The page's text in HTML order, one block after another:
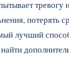
тревогу
потерять
лучший